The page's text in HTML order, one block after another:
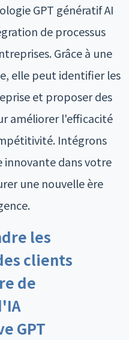
GPT génératif AI
de processus
Grâce à une
elle peut identifier les
et proposer des
améliorer l'efficacité
Intégrons
innovante dans votre
une nouvelle ère
les
clients
de
GPT